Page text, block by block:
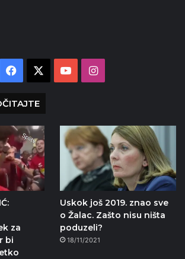
Facebook YouTubeInstagram
za
bi
Uskok još 2019. znao sve
o Žalac. Zašto nisu ništa
poduzeli?
18/11/2021